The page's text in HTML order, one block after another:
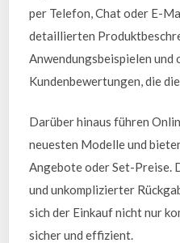
per Telefon, Chat oder E-
detaillierten
Anwendungsbeispielen und
Kundenbewertungen, die
Darüber hinaus führen
neuesten Modelle und
Angebote oder Set-Preise.
und unkomplizierter
sich der Einkauf nicht nur
sicher und effizient.